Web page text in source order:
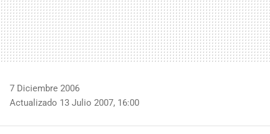
7 Diciembre 2006
Actualizado 13 Julio 2007, 16:00